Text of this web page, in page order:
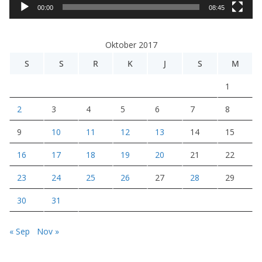
d
00:00 08:45
Oktober 2017
S
S R K J S M
1
2 3 4 5 6 7 8
9 10 11 12 13 14 15
16 17 18 19 20 21 22
23 24 25 26 27 28 29
30 31
« Sep Nov »